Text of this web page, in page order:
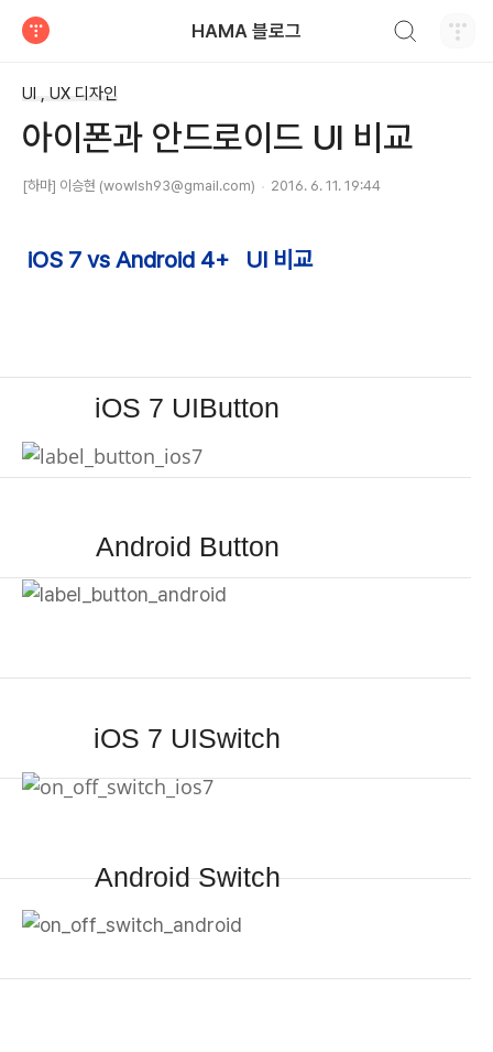
HAMA 블로그
UI , UX 디자인
아이폰과 안드로이드 UI 비교
[하마] 이승현 (wowlsh93@gmail.com) 2016. 6. 11. 19:44
iOS 7 vs Android 4+ UI 비교
iOS 7 UIButton
Android Button
iOS 7 UISwitch
Android Switch